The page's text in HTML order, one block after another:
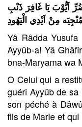
اَيُّوْبَيَا غَافِرَ ذَنْبِ
مِنْ اَيْدِي الْيَهُودِ
Yâ Râdda Yusufa
Ayyûb-a! Yâ
bna-Maryama wa
O Celui qui a
guéri Ayyûb de
son péché à
fils de Marie et qui